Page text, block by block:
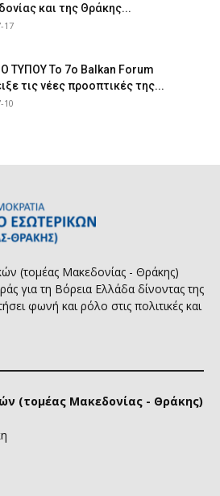
και της Θράκης...
17
ΤΥΠΟΥ Το 7ο Balkan Forum
τις νέες προοπτικές της...
10
(τομέας Μακεδονίας - Θράκης)
για τη Βόρεια Ελλάδα δίνοντας της
φωνή και ρόλο στις πολιτικές και
(τομέας Μακεδονίας - Θράκης)